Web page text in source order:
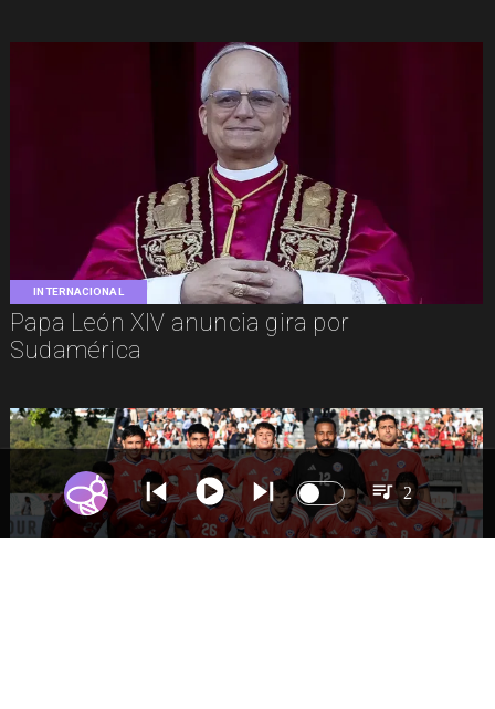
INTERNACIONAL
Papa León XIV anuncia gira por
Sudamérica
2